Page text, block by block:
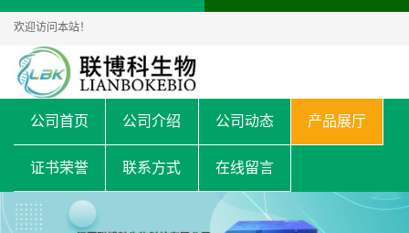
欢迎访问本站！
公司首页 公司介绍 公司动态 产品展厅
证书荣誉 联系方式 在线留言